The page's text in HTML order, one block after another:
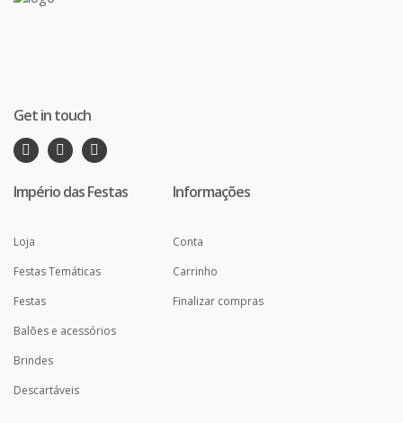
Get in touch
Império das Festas
Loja
Festas Temáticas
Festas
Balões e acessórios
Brindes
Descartáveis
Informações
Conta
Carrinho
Finalizar compras